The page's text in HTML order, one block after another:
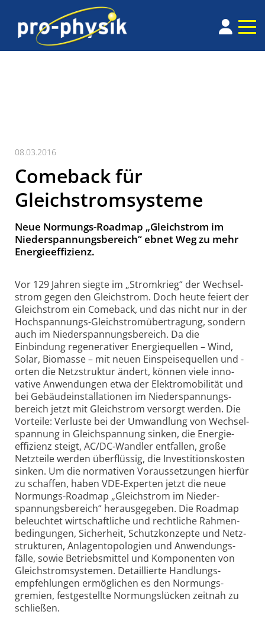
08.03.2016
Comeback für
Gleichstromsysteme
Neue Normungs-Roadmap „Gleichstrom im
Nieder­spannungs­bereich“ ebnet Weg zu mehr
Energie­effizienz.
Vor 129 Jahren siegte im „Stromkrieg“ der Wechsel­
strom gegen den Gleich­strom. Doch heute feiert der
Gleich­strom ein Come­back, und das nicht nur in der
Hoch­spannungs-Gleich­strom­über­tragung, sondern
auch im Nieder­spannungs­bereich. Da die
Einbindung regene­rativer Energie­quellen – Wind,
Solar, Bio­masse – mit neuen Ein­speise­quellen und -
orten die Netz­struktur ändert, können viele inno­
vative Anwen­dungen etwa der Elek­tro­mobi­lität und
bei Gebäude­instal­la­tionen im Nieder­spannungs­
bereich jetzt mit Gleich­strom versorgt werden. Die
Vorteile: Verluste bei der Umwandlung von Wechsel­
spannung in Gleich­spannung sinken, die Energie­
effizienz steigt, AC/DC-Wandler entfallen, große
Netz­teile werden über­flüssig, die Inves­titions­kosten
sinken. Um die norma­tiven Voraus­setzungen hierfür
zu schaffen, haben VDE-Experten jetzt die neue
Normungs-Roadmap „Gleich­strom im Nieder­
spannungs­bereich“ heraus­gegeben. Die Roadmap
beleuchtet wirt­schaft­liche und recht­liche Rahmen­
be­dingungen, Sicher­heit, Schutz­konzepte und Netz­
struk­turen, Anlagen­topo­logien und Anwendungs­
fälle, sowie Betriebs­mittel und Kompo­nenten von
Gleich­strom­systemen. Detail­lierte Hand­lungs­
empfeh­lungen ermög­lichen es den Normungs­
gremien, fest­ge­stellte Normungs­lücken zeitnah zu
schließen.